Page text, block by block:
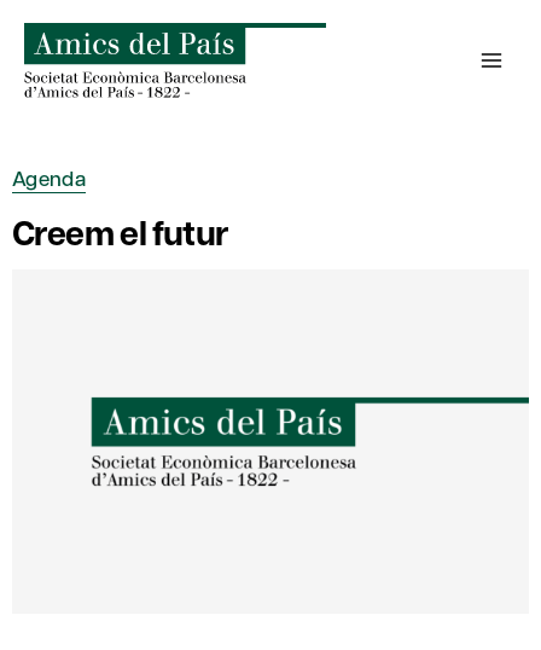
content
Agenda
Creem el futur